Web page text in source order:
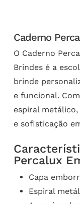
Caderno
O Caderno
Brindes é a
brinde
e funcional.
espiral
e sofisticação
Percalux
Capa
Espiral